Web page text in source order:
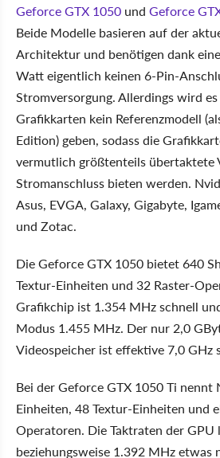
Geforce GTX 1050 und Geforce
Beide Modelle basieren auf der
Architektur und benötigen dank
Watt eigentlich keinen 6-Pin-
Stromversorgung. Allerdings wird
Grafikkarten kein Referenzmodell
Edition) geben, sodass die
vermutlich größtenteils übertaktete
Stromanschluss bieten werden.
Asus, EVGA, Galaxy, Gigabyte,
und Zotac.
Die Geforce GTX 1050 bietet 640
Textur-Einheiten und 32 Raster-
Grafikchip ist 1.354 MHz schnell
Modus 1.455 MHz. Der nur 2,0
Videospeicher ist effektive 7,0 GHz
Bei der Geforce GTX 1050 Ti nennt
Einheiten, 48 Textur-Einheiten und
Operatoren. Die Taktraten der
beziehungsweise 1.392 MHz etwas